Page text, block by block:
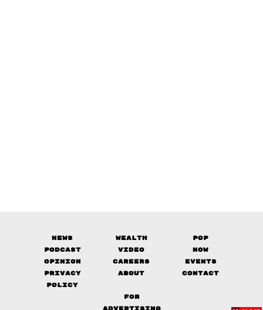
News Wealth
Pop
Podcast
Video
Now
Opinion
Careers
Events
Privacy
Policy
About Contact
FOR